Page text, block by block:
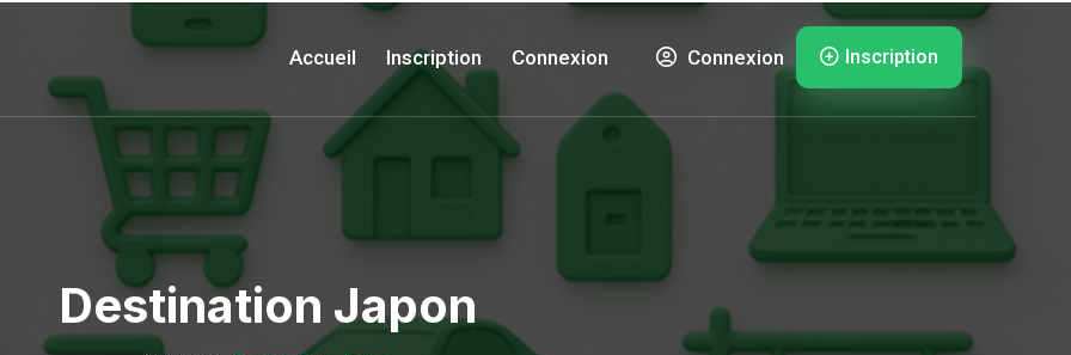
Accueil Inscription Connexion Connexion Inscription
Destination Japon